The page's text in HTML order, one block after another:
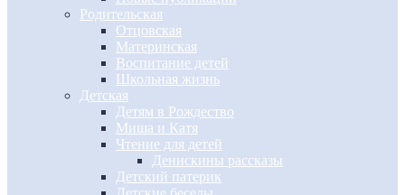
Родительская
Отцовская
Материнская
Воспитание детей
Школьная жизнь
Детская
Детям в Рождество
Миша и Катя
Чтение для детей
Денискины рассказы
Детский патерик